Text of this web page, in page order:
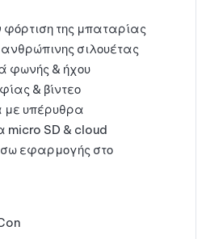
της μπαταρίας
σιλουέτας
φωνής & ήχου
& βίντεο
με υπέρυθρα
SD & cloud
εφαρμογής στο